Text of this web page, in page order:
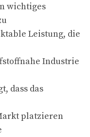
wichtiges
Leistung, die
Industrie
dass das
platzieren